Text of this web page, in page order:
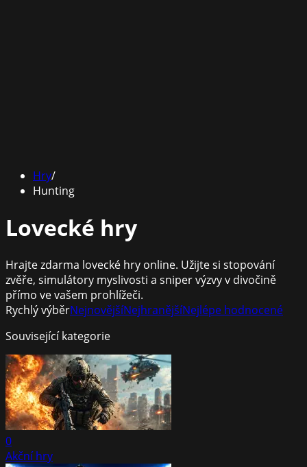
Hry/
Hunting
Lovecké hry
Hrajte zdarma lovecké hry online. Užijte si stopování
zvěře, simulátory myslivosti a sniper výzvy v divočině
přímo ve vašem prohlížeči.
Rychlý výběrNejnovějšíNejhranějšíNejlépe hodnocené
Související kategorie
0
Akční hry